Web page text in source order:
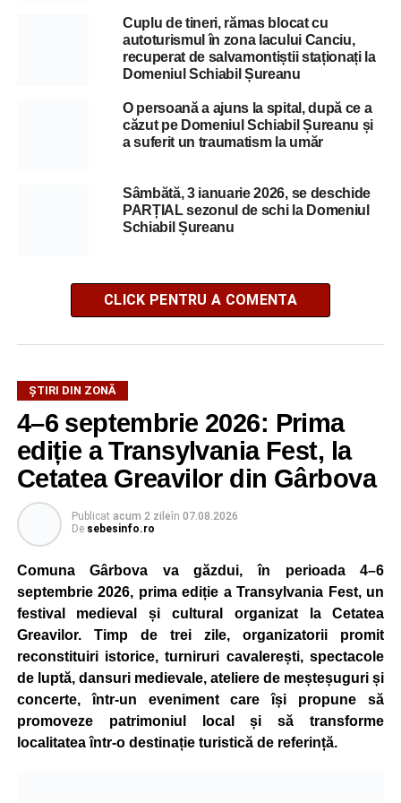
Cuplu de tineri, rămas blocat cu
autoturismul în zona lacului Canciu,
recuperat de salvamontiștii staționați la
Domeniul Schiabil Șureanu
O persoană a ajuns la spital, după ce a
căzut pe Domeniul Schiabil Șureanu și
a suferit un traumatism la umăr
Sâmbătă, 3 ianuarie 2026, se deschide
PARȚIAL sezonul de schi la Domeniul
Schiabil Șureanu
CLICK PENTRU A COMENTA
ȘTIRI DIN ZONĂ
4–6 septembrie 2026: Prima
ediție a Transylvania Fest, la
Cetatea Greavilor din Gârbova
Publicat acum 2 zileîn 07.08.2026
De sebesinfo.ro
Comuna Gârbova va găzdui, în perioada 4–6
septembrie 2026, prima ediție a Transylvania Fest, un
festival medieval și cultural organizat la Cetatea
Greavilor. Timp de trei zile, organizatorii promit
reconstituiri istorice, turniruri cavalerești, spectacole
de luptă, dansuri medievale, ateliere de meșteșuguri și
concerte, într-un eveniment care își propune să
promoveze patrimoniul local și să transforme
localitatea într-o destinație turistică de referință.